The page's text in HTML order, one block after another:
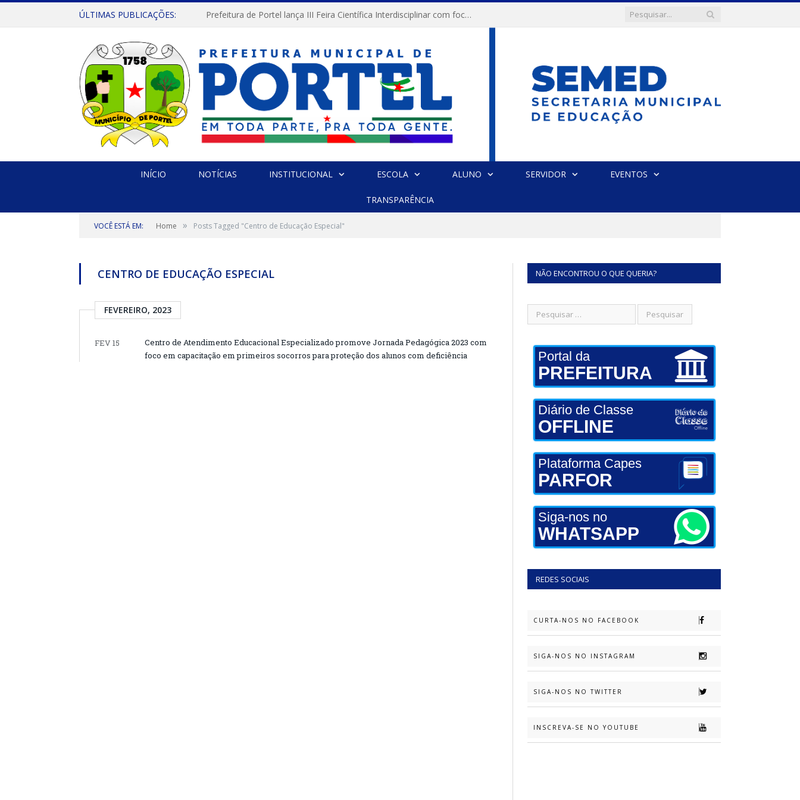
ÚLTIMAS PUBLICAÇÕES: Prefeitura de Portel lança III Feira Científica Interdisciplinar com foco em Ciência e Territorialidade
INÍCIO NOTÍCIAS INSTITUCIONAL ESCOLA ALUNO SERVIDOR EVENTOS
TRANSPARÊNCIA
VOCÊ ESTÁ EM: Home » Posts Tagged "Centro de Educação Especial"
CENTRO DE EDUCAÇÃO ESPECIAL
FEVEREIRO, 2023
FEV 15
Centro de Atendimento Educacional Especializado promove Jornada Pedagógica 2023 com
foco em capacitação em primeiros socorros para proteção dos alunos com deficiência
NÃO ENCONTROU O QUE QUERIA?
Portal da
PREFEITURA
Diário de Classe
OFFLINE
Plataforma Capes
PARFOR
Siga-nos no
WHATSAPP
REDES SOCIAIS
CURTA-NOS NO FACEBOOK
SIGA-NOS NO INSTAGRAM
SIGA-NOS NO TWITTER
INSCREVA-SE NO YOUTUBE